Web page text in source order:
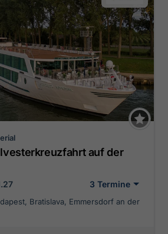
auf der
3 Termine
Bratislava, Emmersdorf an der